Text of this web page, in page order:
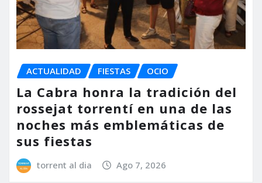
ACTUALIDAD FIESTAS OCIO
La Cabra honra la tradición del
rossejat torrentí en una de las
noches más emblemáticas de
sus fiestas
torrent al dia Ago 7, 2026